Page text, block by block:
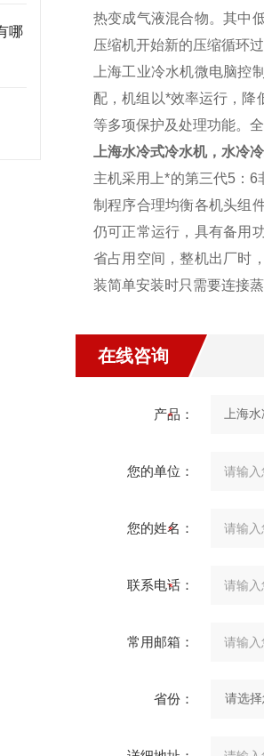
哪
热变成气液混合物。其中
压缩机开始新的压缩循环过
上海工业冷水机微电脑控
配，机组以*效率运行，降
等多项保护及处理功能。
上海水冷式冷水机，水冷
主机采用上*的第三代5：
制程序合理均衡各机头组
仍可正常运行，具有备用
省占用空间，整机出厂时
装简单安装时只需要连接
在线咨询
产品：
您的单位：
您的姓名：
联系电话：
常用邮箱：
省份：